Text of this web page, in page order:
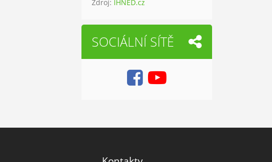
Zdroj: IHNED.cz
SOCIÁLNÍ SÍTĚ